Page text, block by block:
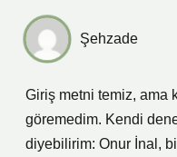
Şehzade
Giriş metni temiz, ama
göremedim. Kendi
diyebilirim: Onur İnal,